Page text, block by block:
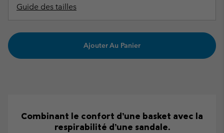
Guide des tailles
Ajouter Au Panier
Combinant le confort d’une basket avec la
respirabilité d’une sandale.